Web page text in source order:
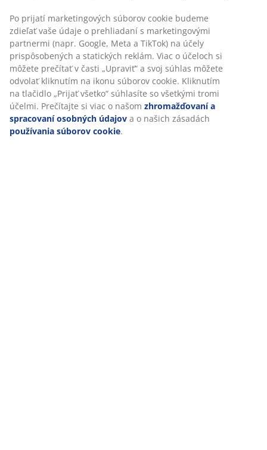
Po prijatí marketingových súborov cookie budeme
zdieľať vaše údaje o prehliadaní s marketingovými
partnermi (napr. Google, Meta a TikTok) na účely
prispôsobených a statických reklám. Viac o účeloch si
môžete prečítať v časti „Upraviť“ a svoj súhlas môžete
odvolať kliknutím na ikonu súborov cookie. Kliknutím
na tlačidlo „Prijať všetko“ súhlasíte so všetkými tromi
účelmi. Prečítajte si viac o našom zhromažďovaní a
spracovaní osobných údajov a o našich zásadách
používania súborov cookie.